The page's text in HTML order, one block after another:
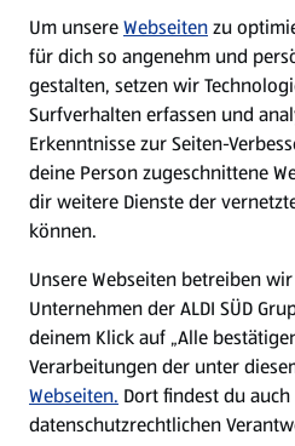
WhatsApp
Über ALDI SÜD
Filialen
Nachhaltigkeit
Karriere
Um unsereWebseitenzu
für dich so angenehm und
gestalten, setzen wir
Surfverhalten erfassen und
Erkenntnisse zur Seiten-
deine Person zugeschnittene
dir weitere Dienste der
können.
Unsere Webseiten betreiben
Unternehmen der ALDI SÜD
deinem Klick auf „Alle
Verarbeitungen der unter
Webseiten. Dort findest du
datenschutzrechtlichen